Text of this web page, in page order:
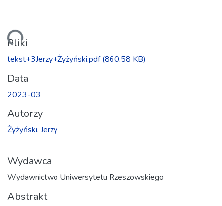
Pliki
tekst+3Jerzy+Żyżyński.pdf(860.58 KB)
Data
2023-03
Autorzy
Żyżyński, Jerzy
Wydawca
Wydawnictwo Uniwersytetu Rzeszowskiego
Abstrakt